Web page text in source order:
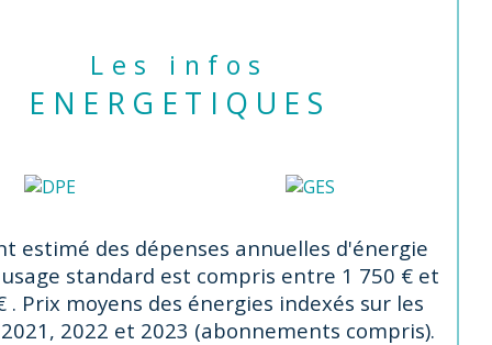
à pied : Commerces du centre de
Groupe scolaire des
Dame à 15 min à pied,
une visite ou plus de précisions,
Cécile Darmon de l’agence
il vous plaira – Enghien au 06 87
Les infos
ENERGETIQUES
estimé des dépenses annuelles d'énergie
standard est compris entre 1 750 € et
. Prix moyens des énergies indexés sur les
2022 et 2023 (abonnements compris).